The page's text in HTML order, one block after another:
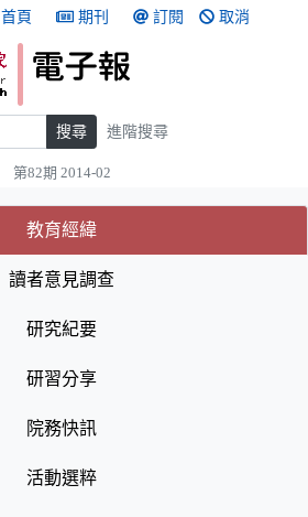
首頁 期刊 訂閱 取消
搜尋 進階搜尋
第82期 2014-02
教育經緯(目前選取的頁籤)
(目前選取的頁籤)
讀者意見調查
研究紀要
研習分享
院務快訊
活動選粹